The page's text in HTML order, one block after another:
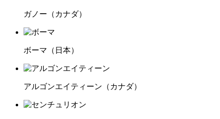
ガノー （カナダ）
ボーマ （日本）
アルゴンエイティーン （カナダ）